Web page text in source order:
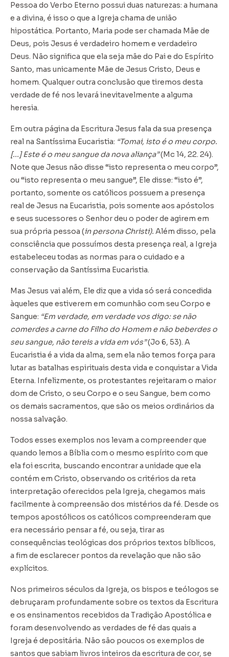
Pessoa do Verbo Eterno possui duas naturezas: a humana
e a divina, é isso o que a Igreja chama de união
hipostática. Portanto, Maria pode ser chamada Mãe de
Deus, pois Jesus é verdadeiro homem e verdadeiro
Deus. Não significa que ela seja mãe do Pai e do Espírito
Santo, mas unicamente Mãe de Jesus Cristo, Deus e
homem. Qualquer outra conclusão que tiremos desta
verdade de fé nos levará inevitavelmente a alguma
heresia.
Em outra página da Escritura Jesus fala da sua presença
real na Santíssima Eucaristia: “Tomai, isto é o meu corpo.
[...] Este é o meu sangue da nova aliança”(Mc 14, 22. 24).
Note que Jesus não disse “isto representa o meu corpo”,
ou “isto representa o meu sangue”, Ele disse: “isto é”,
portanto, somente os católicos possuem a presença
real de Jesus na Eucaristia, pois somente aos apóstolos
e seus sucessores o Senhor deu o poder de agirem em
sua própria pessoa (in persona Christi). Além disso, pela
consciência que possuímos desta presença real, a Igreja
estabeleceu todas as normas para o cuidado e a
conservação da Santíssima Eucaristia.
Mas Jesus vai além, Ele diz que a vida só será concedida
àqueles que estiverem em comunhão com seu Corpo e
Sangue: “Em verdade, em verdade vos digo: se não
comerdes a carne do Filho do Homem e não beberdes o
seu sangue, não tereis a vida em vós”(Jo 6, 53). A
Eucaristia é a vida da alma, sem ela não temos força para
lutar as batalhas espirituais desta vida e conquistar a Vida
Eterna. Infelizmente, os protestantes rejeitaram o maior
dom de Cristo, o seu Corpo e o seu Sangue, bem como
os demais sacramentos, que são os meios ordinários da
nossa salvação.
Todos esses exemplos nos levam a compreender que
quando lemos a Bíblia com o mesmo espírito com que
ela foi escrita, buscando encontrar a unidade que ela
contém em Cristo, observando os critérios da reta
interpretação oferecidos pela Igreja, chegamos mais
facilmente à compreensão dos mistérios da fé. Desde os
tempos apostólicos os católicos compreenderam que
era necessário pensar a fé, ou seja, tirar as
consequências teológicas dos próprios textos bíblicos,
a fim de esclarecer pontos da revelação que não são
explícitos.
Nos primeiros séculos da Igreja, os bispos e teólogos se
debruçaram profundamente sobre os textos da Escritura
e os ensinamentos recebidos da Tradição Apostólica e
foram desenvolvendo as verdades de fé das quais a
Igreja é depositária. Não são poucos os exemplos de
santos que sabiam livros inteiros da escritura de cor, se